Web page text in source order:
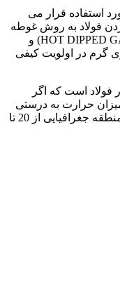
استفاده قرار می
فولاد به روش غوطه
وری گرم ( گالوانیزه گرم / HOT DIPPED GALVANIZING) و
گرم در اولویت کیفی
فولاد است که اگر
میزان حرارت به درستی
اعمال شود؛ عمر مقاطع آهنی را بسته به منطقه جغرافیایی از 20 تا